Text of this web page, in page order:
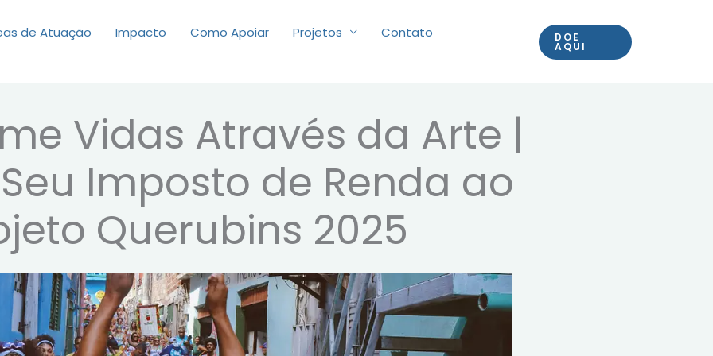
de Atuação Impacto Como Apoiar Projetos
Contato
DOE
AQUI
Vidas Através da Arte |
Imposto de Renda ao
Querubins 2025